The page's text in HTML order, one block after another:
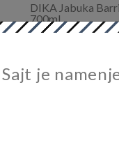
DIKA Jabuka
700ml
2.000,00 RSD
Sajt je